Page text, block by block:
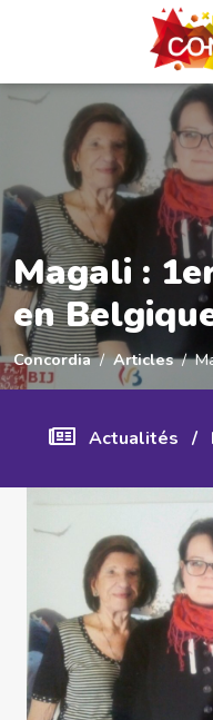
Magali :
en
Concordia Articles
Actualités /
Panneau de gestion des